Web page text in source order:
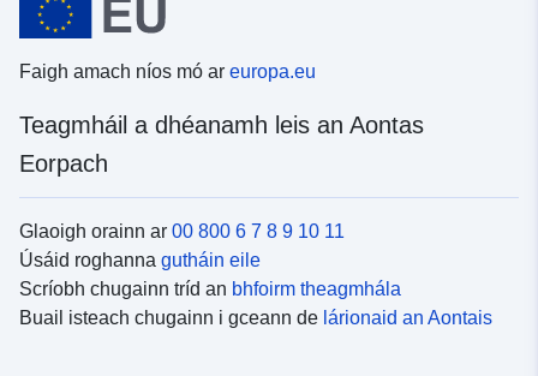
Faigh amach níos mó ar europa.eu
Teagmháil a dhéanamh leis an Aontas
Eorpach
Glaoigh orainn ar 00 800 6 7 8 9 10 11
Úsáid roghanna gutháin eile
Scríobh chugainn tríd an bhfoirm theagmhála
Buail isteach chugainn i gceann de lárionaid an Aontais